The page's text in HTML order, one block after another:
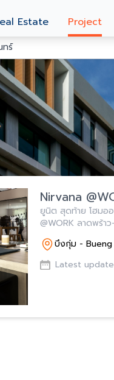
Estate Project
ทร์
Nirvana
ยูนิต สุดท้าย โฮมออฟฟิต ราคา พิเศษ เพียง 16.99 ลบ.* ขนาดที่ดิน 38.30 ตร.วา Nirvana
บึงกุ่ม - Bueng
Latest